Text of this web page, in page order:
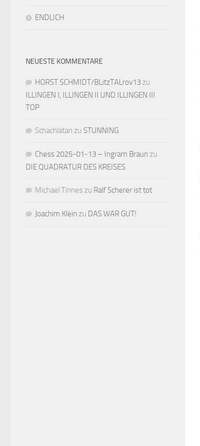
ENDLICH
NEUESTE KOMMENTARE
HORST SCHMIDT/BLitzTALrov13zu
ILLINGEN I, ILLINGEN II UND ILLINGEN III
TOP
Schachlatan zu STUNNING
Chess 2025-01-13 – Ingram Braun zu
DIE QUADRATUR DES KREISES
Michael Tinnes zu Ralf Scherer ist tot
Joachim Klein zu DAS WAR GUT!